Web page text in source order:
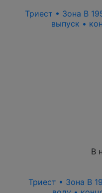
Триест • Зона B
выпуск •
В
Триест • Зона B